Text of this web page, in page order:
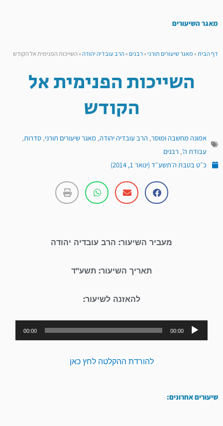
מאגר השיעורים
דף הבית»מאגר שיעורים תורני»רבנים»הרב עובדיה יהודה»השייכות הפנימית אל הקודש
השייכות הפנימית אל
הקודש
אמונה מחשבה ומוסר, הרב עובדיה יהודה, מאגר שיעורים תורני, סדרות,
עבודת ה', רבנים
כ״ט בטבת ה׳תשע״ד (ינואר 1, 2014)
מעביר השיעור: הרב עובדיה יהודה
תאריך השיעור: תשע"ד
להאזנה לשיעור:
נגן
אודיו
00:00
00:00
להורדת ההקלטה לחץ כאן
שיעורים אחרונים: